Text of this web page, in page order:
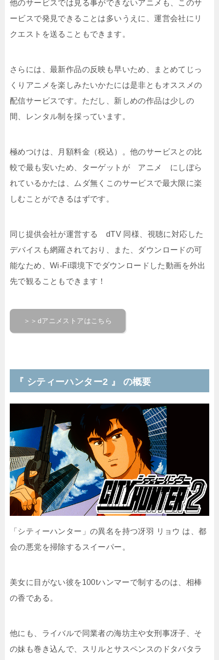
他のサービスでは見る事ができないアニメも、このサ
ービスで発見できることは多いうえに、運営会社にリ
クエストを送ることもできます。
さらには、最新作品の反映も早いため、まとめてじっ
くりアニメを楽しみたいかたには是非ともオススメの
配信サービスです。ただし、新しめの作品は少しの
間、レンタル制を採っています。
極めつけは、月額料金（税込）。他のサービスとの比
較で最も安いため、ターゲットが アニメ にしぼら
れているかたは、ムダ無くこのサービスで最大限に楽
しむことができるはずです。
同じ提供会社が運営する dTV 同様、視聴に対応した
デバイスも網羅されており、また、ダウンロードの可
能なため、Wi-Fi環境下でダウンロードした動画を外出
先で観ることもできます！
＞＞dアニメストアはこちら
『 シティーハンター2 』 の概要
「シティーハンター」の異名を持つ冴羽 リョウ は、都
会の悪党を掃除するスイーパー。
美女に目がない彼を100tハンマーで制するのは、相棒
の香である。
他にも、ライバルで同業者の海坊主や女刑事冴子、そ
の妹も巻き込んで、スリルとサスペンスのドタバタラ